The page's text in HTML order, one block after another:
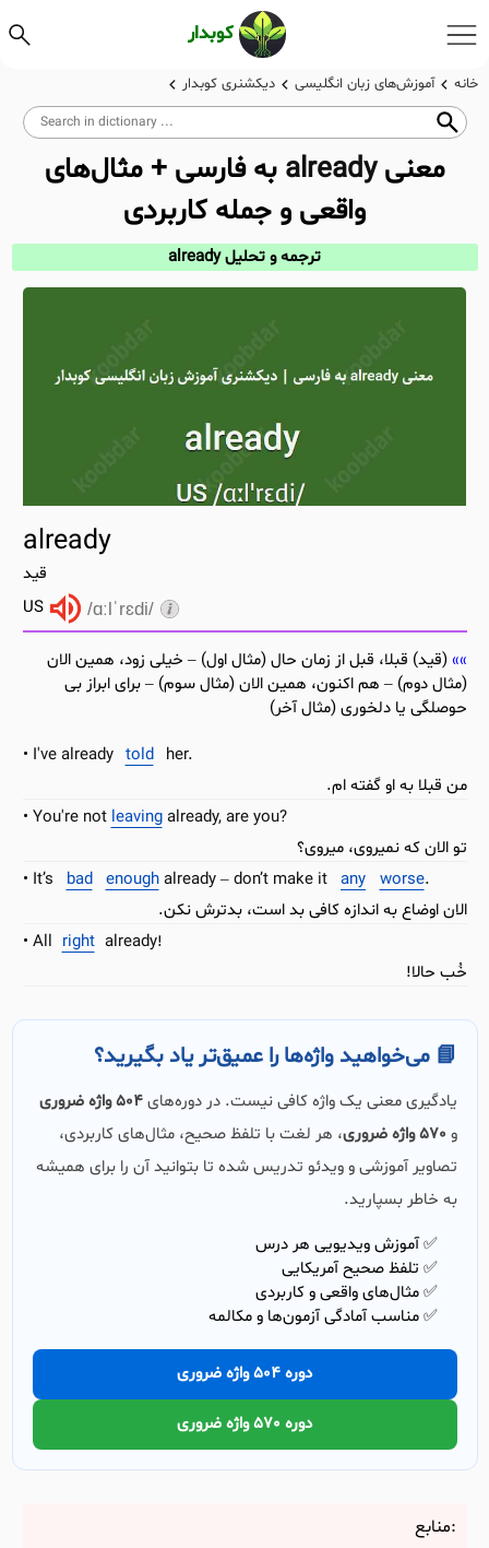
کوبدار
خانه آموزش‌های زبان انگلیسی دیکشنری کوبدار
معنیalready به فارسی + مثال‌های
واقعی و جمله کاربردی
ترجمه و تحلیل already
already
قید
US
/ɑːlˈrɛdi/
(قید) قبلا، قبل از زمان حال (مثال اول) – خیلی زود، همین الان
(مثال دوم) – هم اکنون، همین الان (مثال سوم) – برای ابراز بی
حوصلگی یا دلخوری (مثال آخر)
I've already told her.
من قبلا به او گفته ام.
You're not leavingalready, are you?
تو الان که نمیروی، میروی؟
It’s
bad enoughalready – don’t make it any worse.
الان اوضاع به اندازه کافی بد است، بدترش نکن.
All right already!
خُب حالا!
📘 می‌خواهید واژه‌ها را عمیق‌تر یاد بگیرید؟
یادگیری معنی یک واژه کافی نیست. در دوره‌های504 واژه ضروری
و 570 واژه ضروری
، هر لغت با تلفظ صحیح، مثال‌های کاربردی،
تصاویر آموزشی و ویدئو تدریس شده تا بتوانید آن را برای همیشه
به خاطر بسپارید.
✅ آموزش ویدیویی هر درس
✅ تلفظ صحیح آمریکایی
✅ مثال‌های واقعی و کاربردی
✅ مناسب آمادگی آزمون‌ها و مکالمه
دوره 504 واژه ضروری
دوره 570 واژه ضروری
منابع: